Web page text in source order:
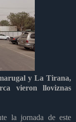
y La Tirana,
vieron lloviznas
la jornada de este